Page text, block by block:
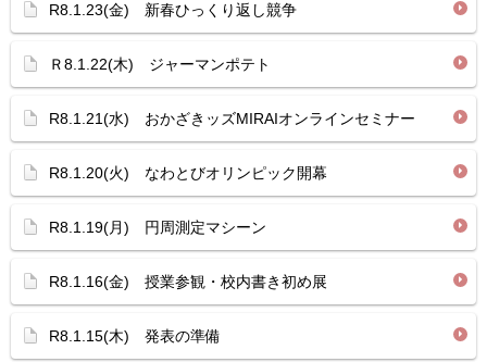
R8.1.23(金) 新春ひっくり返し競争
Ｒ8.1.22(木) ジャーマンポテト
R8.1.21(水) おかざきッズMIRAIオンラインセミナー
R8.1.20(火) なわとびオリンピック開幕
R8.1.19(月) 円周測定マシーン
R8.1.16(金) 授業参観・校内書き初め展
R8.1.15(木) 発表の準備